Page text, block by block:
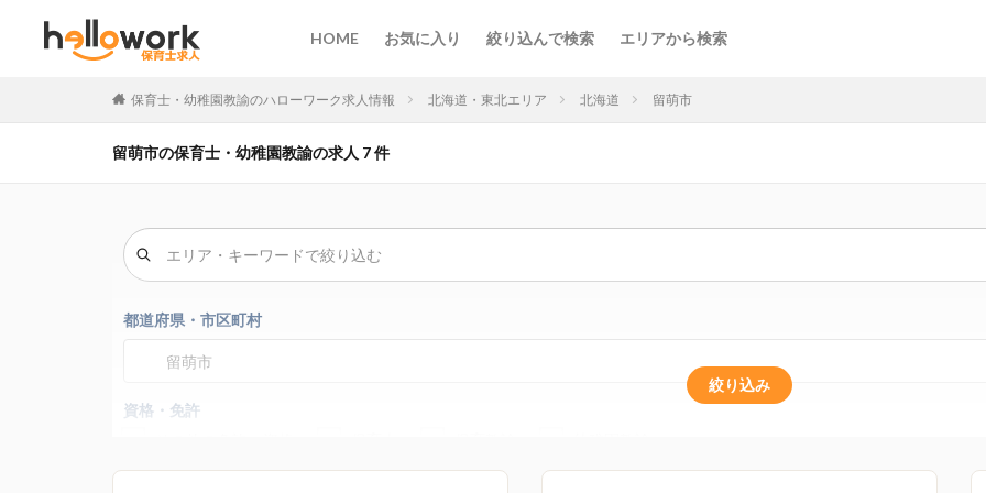
HOME お気に入り 絞り込んで検索 エリアから検索
保育士・幼稚園教諭のハローワーク求人情報 北海道・東北エリア 北海道 留萌市
留萌市の保育士・幼稚園教諭の求人 7 件
絞り込み
都道府県・市区町村
留萌市
資格・免許